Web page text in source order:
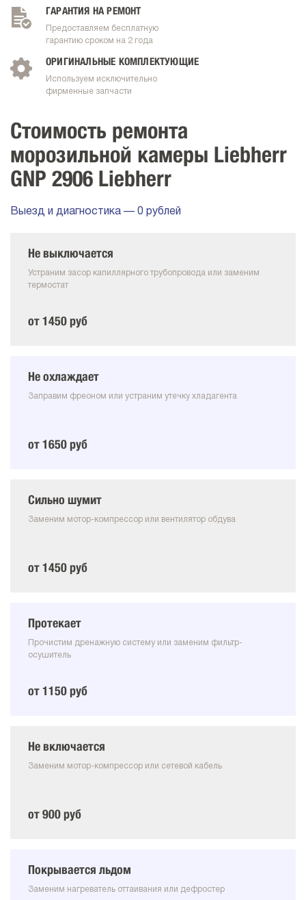
ГАРАНТИЯ НА РЕМОНТ
Предоставляем бесплатную
гарантию сроком на 2 года
ОРИГИНАЛЬНЫЕ КОМПЛЕКТУЮЩИЕ
Используем исключительно
фирменные запчасти
Стоимость ремонта
морозильной камеры Liebherr
GNP 2906 Liebherr
Выезд и диагностика — 0 рублей
Не выключается
Устраним засор капиллярного трубопровода или заменим
термостат
от 1450 руб
Не охлаждает
Заправим фреоном или устраним утечку хладагента
от 1650 руб
Сильно шумит
Заменим мотор-компрессор или вентилятор обдува
от 1450 руб
Протекает
Прочистим дренажную систему или заменим фильтр-
осушитель
от 1150 руб
Не включается
Заменим мотор-компрессор или сетевой кабель
от 900 руб
Покрывается льдом
Заменим нагреватель оттаивания или дефростер